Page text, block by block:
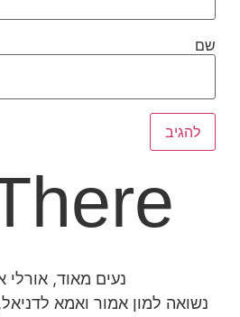
שם
נעים מאוד, אורלי
נשואה למון אמור ואמא